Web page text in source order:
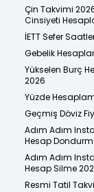
Çin Takvimi
Cinsiyeti
İETT Sefer
Gebelik
Yükselen Burç
2026
Yüzde
Geçmiş Döviz
Adım Adım
Hesap
Adım Adım
Hesap Silme
Resmi Tatil